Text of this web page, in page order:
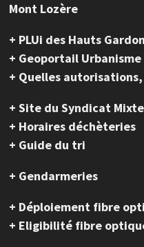
Mont Lozère
+ PLUi des Hauts
+ Geoportail Urbanisme
+ Quelles
+ Site du Syndicat
+ Horaires déchèteries
+ Guide du tri
+ Gendarmeries
+ Déploiement fibre
+ Eligibilité fibre